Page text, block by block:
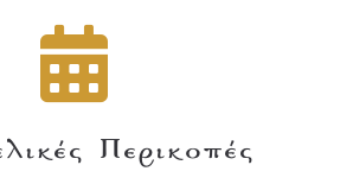
Περικοπές